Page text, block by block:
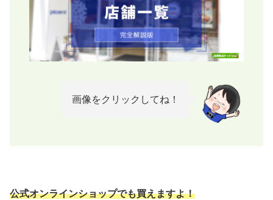
画像をクリックしてね！
公式オンラインショップでも買えますよ！